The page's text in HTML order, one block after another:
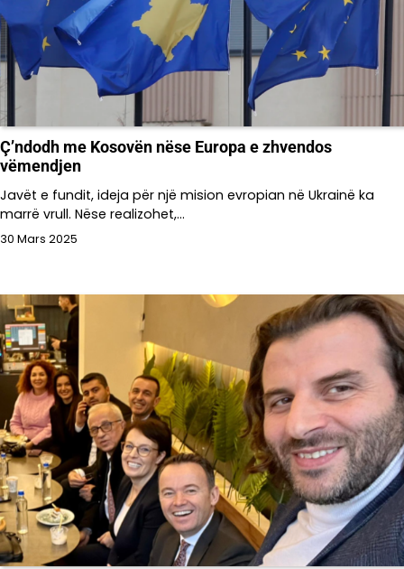
Ç’ndodh me Kosovën nëse Europa e zhvendos
vëmendjen
Javët e fundit, ideja për një mision evropian në Ukrainë ka
marrë vrull. Nëse realizohet,…
30 Mars 2025